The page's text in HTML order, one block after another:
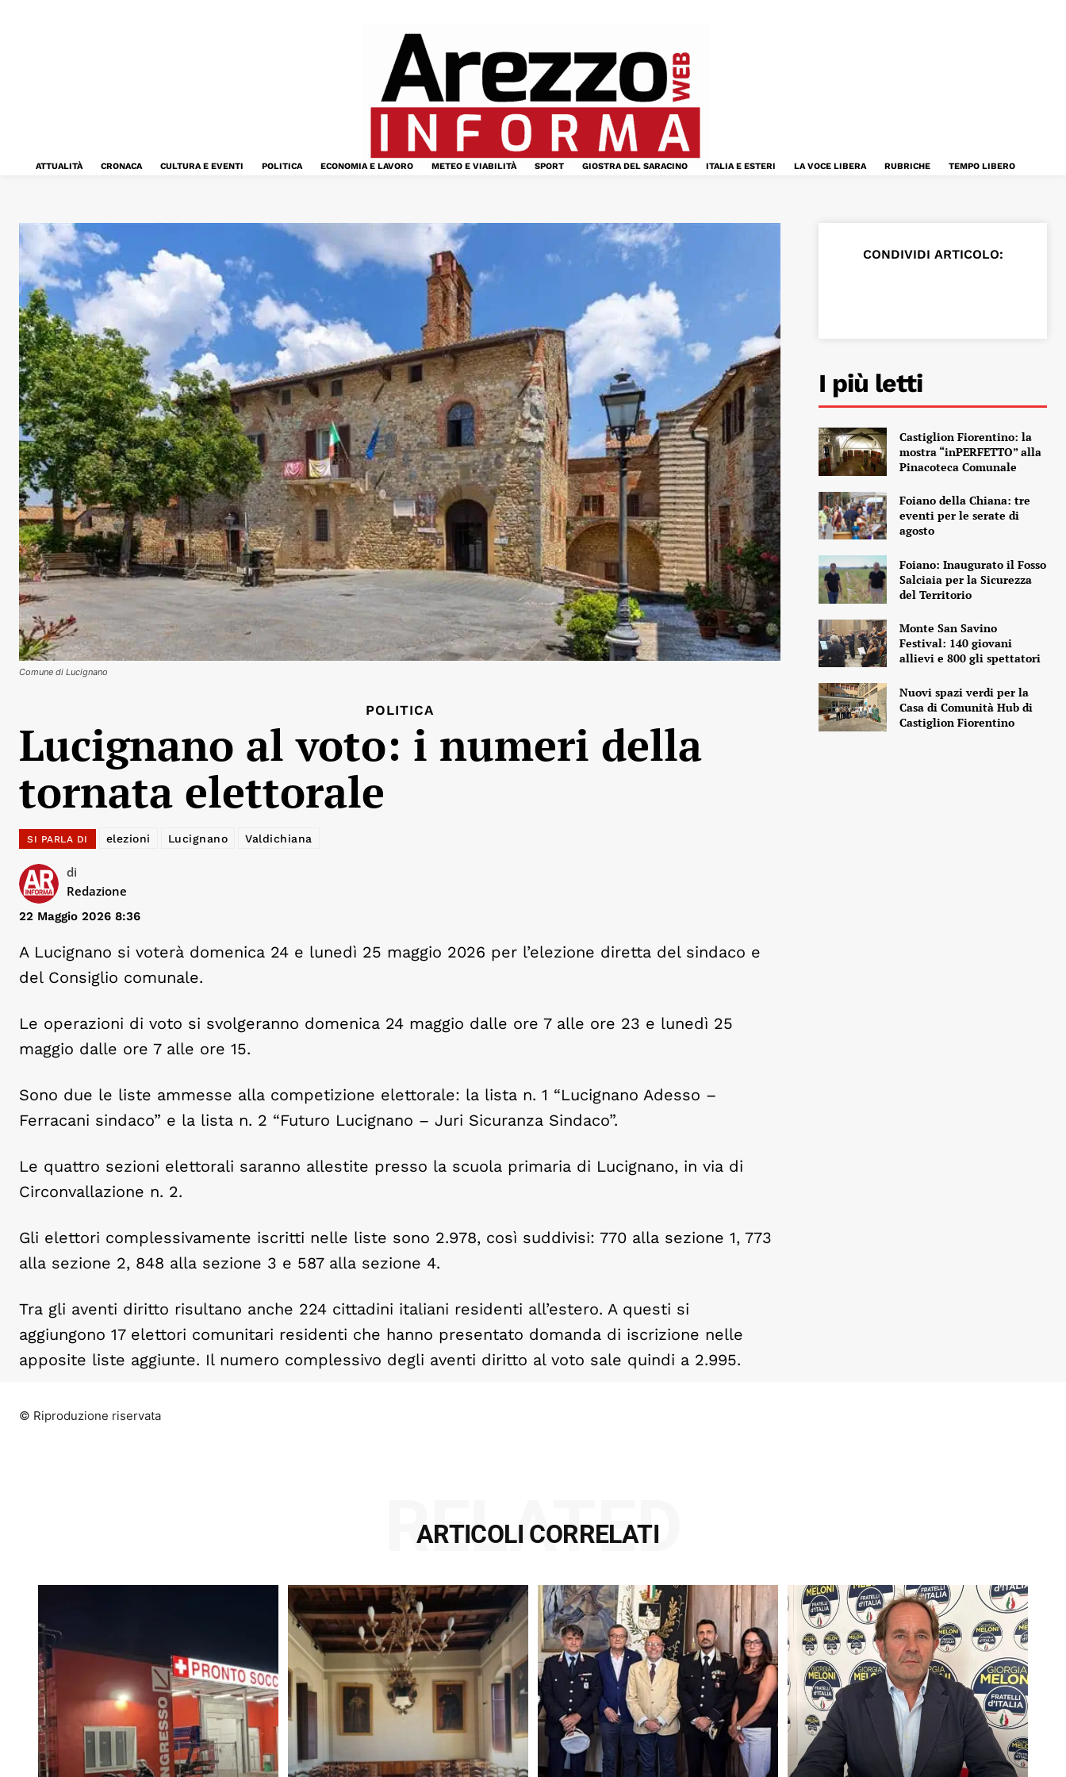
ATTUALITÀ CRONACA CULTURA E EVENTI POLITICA ECONOMIA E LAVORO METEO E VIABILITÀ SPORT GIOSTRA DEL SARACINO ITALIA E ESTERI LA VOCE LIBERA RUBRICHE TEMPO LIBERO
Comune di Lucignano
POLITICA
Lucignano al voto: i numeri della
tornata elettorale
SI PARLA DI elezioni Lucignano Valdichiana
di
Redazione
22 Maggio 2026 8:36
A Lucignano si voterà domenica 24 e lunedì 25 maggio 2026 per l’elezione diretta del sindaco e
del Consiglio comunale.
Le operazioni di voto si svolgeranno domenica 24 maggio dalle ore 7 alle ore 23 e lunedì 25
maggio dalle ore 7 alle ore 15.
Sono due le liste ammesse alla competizione elettorale: la lista n. 1 “Lucignano Adesso –
Ferracani sindaco” e la lista n. 2 “Futuro Lucignano – Juri Sicuranza Sindaco”.
Le quattro sezioni elettorali saranno allestite presso la scuola primaria di Lucignano, in via di
Circonvallazione n. 2.
Gli elettori complessivamente iscritti nelle liste sono 2.978, così suddivisi: 770 alla sezione 1, 773
alla sezione 2, 848 alla sezione 3 e 587 alla sezione 4.
Tra gli aventi diritto risultano anche 224 cittadini italiani residenti all’estero. A questi si
aggiungono 17 elettori comunitari residenti che hanno presentato domanda di iscrizione nelle
apposite liste aggiunte. Il numero complessivo degli aventi diritto al voto sale quindi a 2.995.
© Riproduzione riservata
CONDIVIDI ARTICOLO:
I più letti
Castiglion Fiorentino: la
mostra “inPERFETTO” alla
Pinacoteca Comunale
Foiano della Chiana: tre
eventi per le serate di
agosto
Foiano: Inaugurato il Fosso
Salciaia per la Sicurezza
del Territorio
Monte San Savino
Festival: 140 giovani
allievi e 800 gli spettatori
Nuovi spazi verdi per la
Casa di Comunità Hub di
Castiglion Fiorentino
ARTICOLI CORRELATI
RELATED